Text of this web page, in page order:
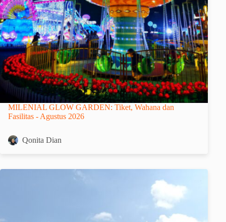
MILENIAL GLOW GARDEN: Tiket, Wahana dan
Fasilitas - Agustus 2026
Qonita Dian